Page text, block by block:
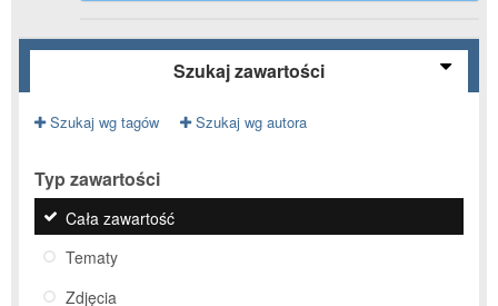
Szukaj zawartości
Szukaj wg tagów Szukaj wg autora
Typ zawartości
Cała zawartość
Tematy
Zdjęcia